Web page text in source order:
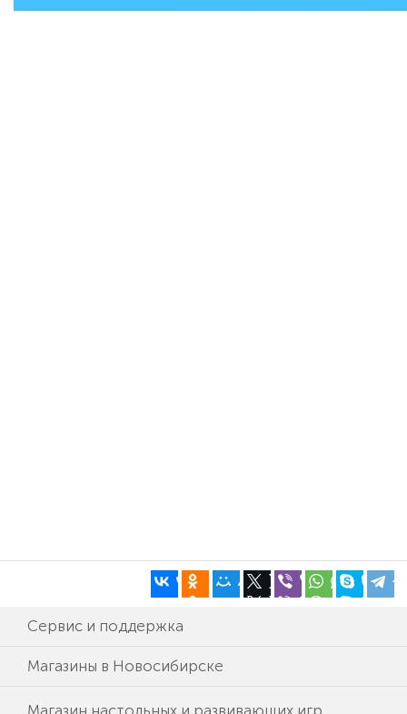
Сервис и поддержка
Магазины в Новосибирске
Магазин настольных и развивающих игр.